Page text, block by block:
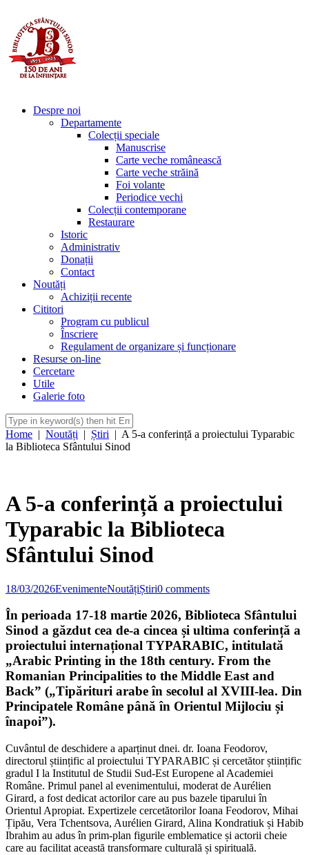
Despre noi
Departamente
Colecții speciale
Manuscrise
Carte veche românească
Carte veche străină
Foi volante
Periodice vechi
Colecții contemporane
Restaurare
Istoric
Administrativ
Donații
Contact
Noutăți
Achiziții recente
Cititori
Program cu publicul
Înscriere
Regulament de organizare și funcționare
Resurse on-line
Cercetare
Utile
Galerie foto
Home | Noutăți | Știri | A 5-a conferință a proiectului Typarabic
la Biblioteca Sfântului Sinod
A 5-a conferință a proiectului
Typarabic la Biblioteca
Sfântului Sinod
18/03/2026EvenimenteNoutățiȘtiri0 comments
În perioada 17-18 martie 2026, Biblioteca Sfântului
Sinod a găzdut cea de-a cincea și ultima conferință a
proiectului internațional TYPARABIC, intitulată
„Arabic Printing in the 18th century. From the
Romanian Principalities to the Middle East and
Back” („Tipărituri arabe în secolul al XVIII-lea. Din
Principatele Române până în Orientul Mijlociu și
înapoi”).
Cuvântul de deschidere a aparținut dnei. dr. Ioana Feodorov,
directorul științific al proiectului TYPARABIC și cercetător științific
gradul I la Institutul de Studii Sud-Est Europene al Academiei
Române. Primul panel al evenimentului, moderat de Aurélien
Girard, a fost dedicat actorilor care au pus bazele tiparului în
Orientul Apropiat. Expertizele cercetătorilor Ioana Feodorov, Mihai
Țipău, Vera Tchentsova, Aurélien Girard, Alina Kondratiuk și Habib
Ibrahim au adus în prim-plan figurile emblematice și actorii cheie
care au facilitat această transformare culturală și spirituală.